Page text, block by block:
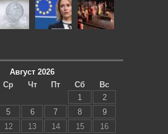
Август 2026
Ср Чт Пт Сб
Вс
1
2
5 6 7 8
9
12 13 14 15
16